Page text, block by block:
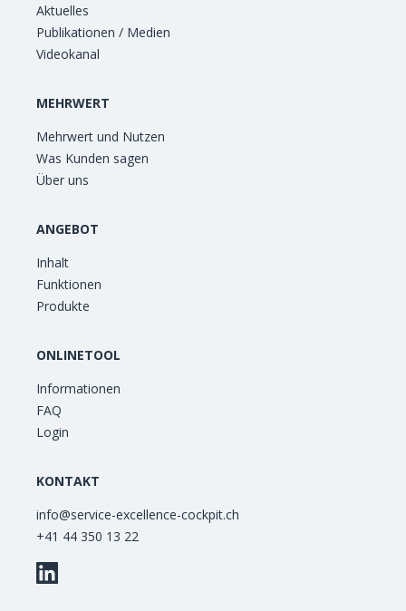
Aktuelles
Publikationen / Medien
Videokanal
MEHRWERT
Mehrwert und Nutzen
Was Kunden sagen
Über uns
ANGEBOT
Inhalt
Funktionen
Produkte
ONLINETOOL
Informationen
FAQ
Login
KONTAKT
info@service-excellence-cockpit.ch
+41 44 350 13 22